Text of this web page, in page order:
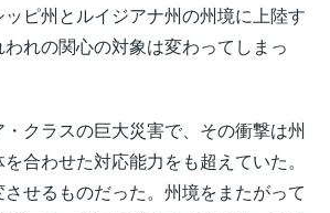
ピ州とルイジアナ州の州境に上陸す
れの関心の対象は変わってしまっ
クラスの巨大災害で、その衝撃は州
合わせた対応能力をも超えていた。
せるものだった。州境をまたがって